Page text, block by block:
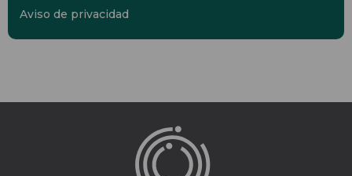
Aviso de privacidad